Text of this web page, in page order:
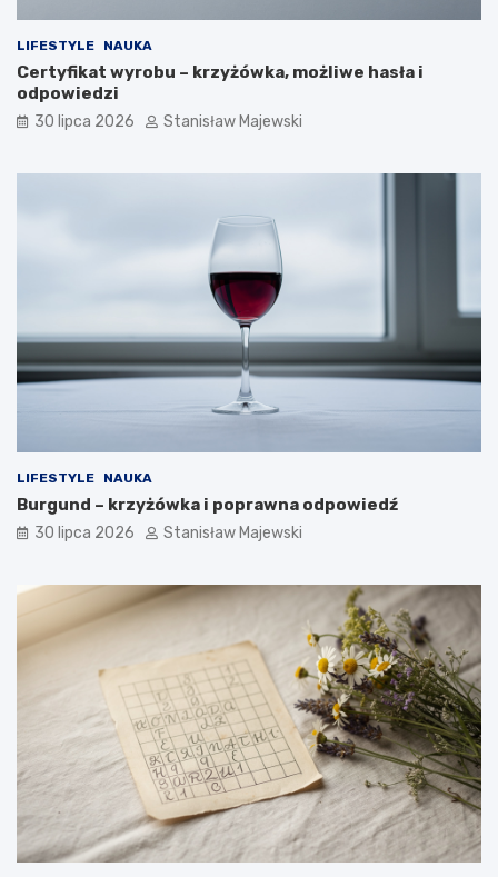
LIFESTYLE NAUKA
Certyfikat wyrobu – krzyżówka, możliwe hasła i
odpowiedzi
30 lipca 2026 Stanisław Majewski
LIFESTYLE NAUKA
Burgund – krzyżówka i poprawna odpowiedź
30 lipca 2026 Stanisław Majewski